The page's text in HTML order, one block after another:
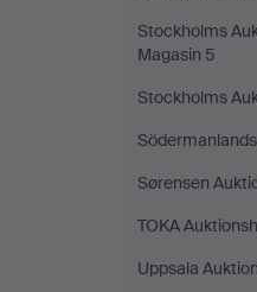
Stockholms
Magasin 5
Stockholms
Sørensen
TOKA
Uppsala